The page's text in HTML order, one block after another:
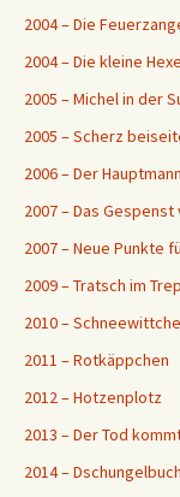
2004 – Die
2004 – Die kleine Hexe
2005 – Michel in der
2005 – Scherz
2006 – Der
2007 – Das
2007 – Neue Punkte
2009 – Tratsch im
2010 –
2011 – Rotkäppchen
2012 – Hotzenplotz
2013 – Der Tod
2014 – Dschungelbuch